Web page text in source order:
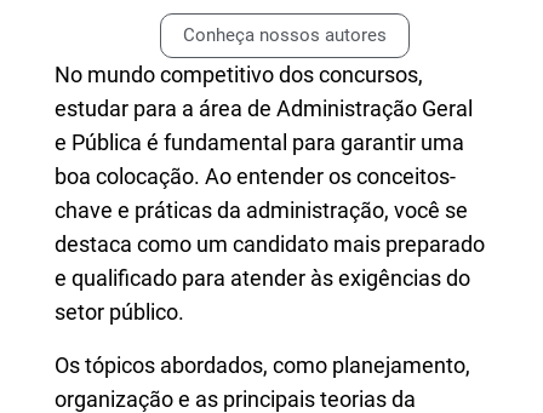
Conheça nossos autores
No mundo competitivo dos concursos,
estudar para a área de Administração Geral
e Pública é fundamental para garantir uma
boa colocação. Ao entender os conceitos-
chave e práticas da administração, você se
destaca como um candidato mais preparado
e qualificado para atender às exigências do
setor público.
Os tópicos abordados, como planejamento,
organização e as principais teorias da